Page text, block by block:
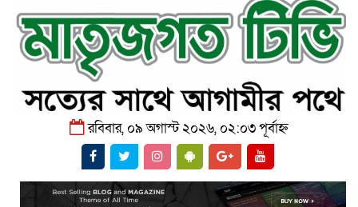
রবিবার, ০৯ অগাস্ট ২০২৬, ০২:০৩ পূর্বাহ্ন